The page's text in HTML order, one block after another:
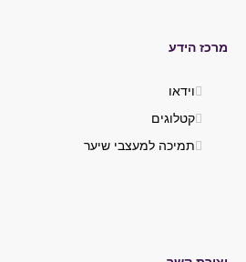
מרכז הידע
וידאו
קטלוגים
תמיכה למעצבי שיער